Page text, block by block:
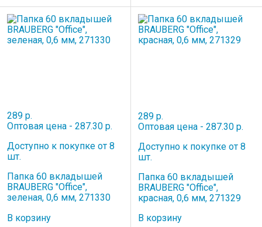
289 р.
Оптовая цена - 287.30 р.
Доступно к покупке от 8
шт.
Папка 60 вкладышей
BRAUBERG "Office",
зеленая, 0,6 мм, 271330
В корзину
289 р.
Оптовая цена - 287.30 р.
Доступно к покупке от 8
шт.
Папка 60 вкладышей
BRAUBERG "Office",
красная, 0,6 мм, 271329
В корзину